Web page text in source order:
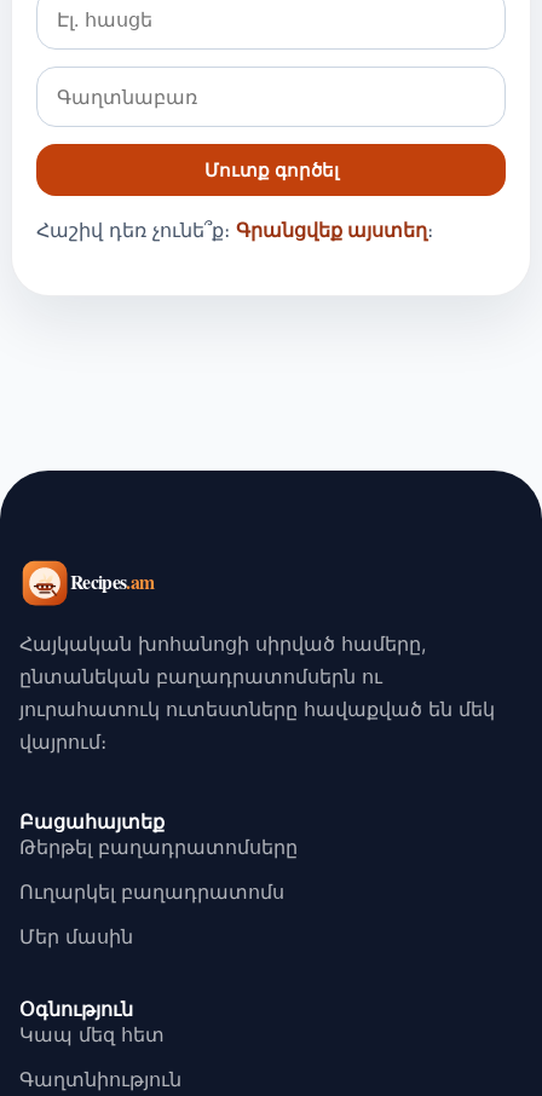
Մուտք գործել
Հաշիվ դեռ չունե՞ք։ Գրանցվեք այստեղ։
Հայկական խոհանոցի սիրված համերը,
ընտանեկան բաղադրատոմսերն ու
յուրահատուկ ուտեստները հավաքված են մեկ
վայրում։
Բացահայտեք
Թերթել բաղադրատոմսերը
Ուղարկել բաղադրատոմս
Մեր մասին
Օգնություն
Կապ մեզ հետ
Գաղտնիություն